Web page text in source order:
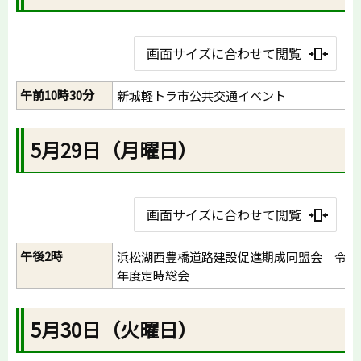
画面サイズに合わせて閲覧
午前10時30分 新城軽トラ市公共交通イベント
5月29日（月曜日）
画面サイズに合わせて閲覧
午後2時
浜松湖西豊橋道路建設促進期成同盟会 令和
年度定時総会
5月30日（火曜日）